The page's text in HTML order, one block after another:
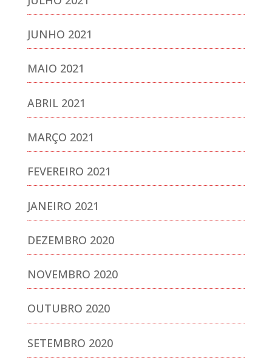
JUNHO 2021
MAIO 2021
ABRIL 2021
MARÇO 2021
FEVEREIRO 2021
JANEIRO 2021
DEZEMBRO 2020
NOVEMBRO 2020
OUTUBRO 2020
SETEMBRO 2020